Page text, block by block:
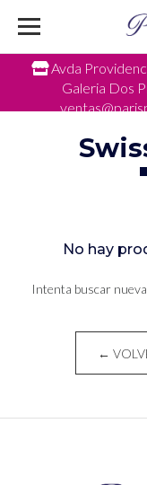
Avda
Galeria Dos
No hay
Intenta buscar
←